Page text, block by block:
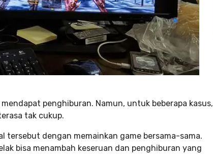
penghiburan. Namun, untuk beberapa kasus,
tak cukup.
tersebut dengan memainkan game bersama-sama.
bisa menambah keseruan dan penghiburan yang